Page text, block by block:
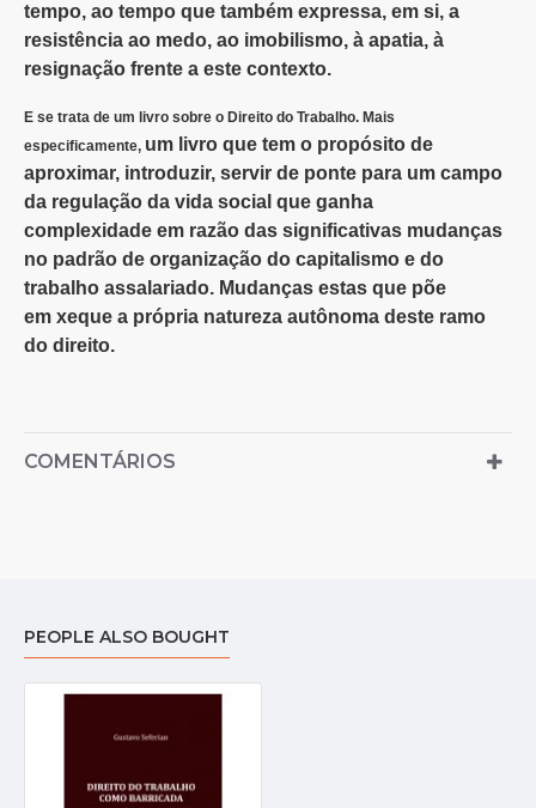
tempo, ao tempo que também expressa, em si, a
resistência ao medo, ao imobilismo, à apatia, à
resignação frente a este contexto.
E se trata de um livro sobre o Direito do Trabalho. Mais
especificamente, um livro que tem o propósito de
aproximar, introduzir, servir de ponte para um campo
da regulação da vida social que ganha
complexidade em razão das significativas mudanças
no padrão de organização do capitalismo e do
trabalho assalariado. Mudanças estas que põe
em xeque a própria natureza autônoma deste ramo
do direito.
COMENTÁRIOS
PEOPLE ALSO BOUGHT